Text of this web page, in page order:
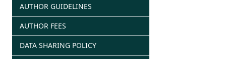
AUTHOR GUIDELINES
AUTHOR FEES
DATA SHARING POLICY